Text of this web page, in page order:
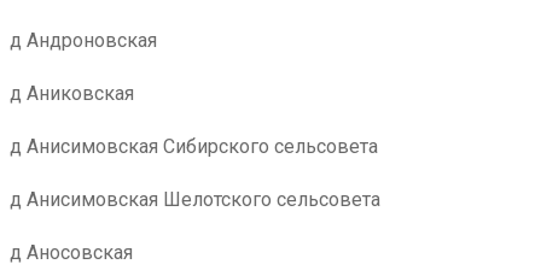
д Андроновская
д Аниковская
д Анисимовская Сибирского сельсовета
д Анисимовская Шелотского сельсовета
д Аносовская